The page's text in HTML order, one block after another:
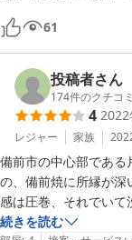
す。
大女将や女将さんも感
61
投稿者さん
174件のクチコミ
4 2022
レジャー 家族
備前市の中心部であ
の、備前焼に所縁が深
感は圧巻、それでいて
トされていて、古い和
続きを読む